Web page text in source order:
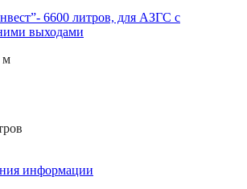
6600 литров, для АЗГС с
выходами
м
информации